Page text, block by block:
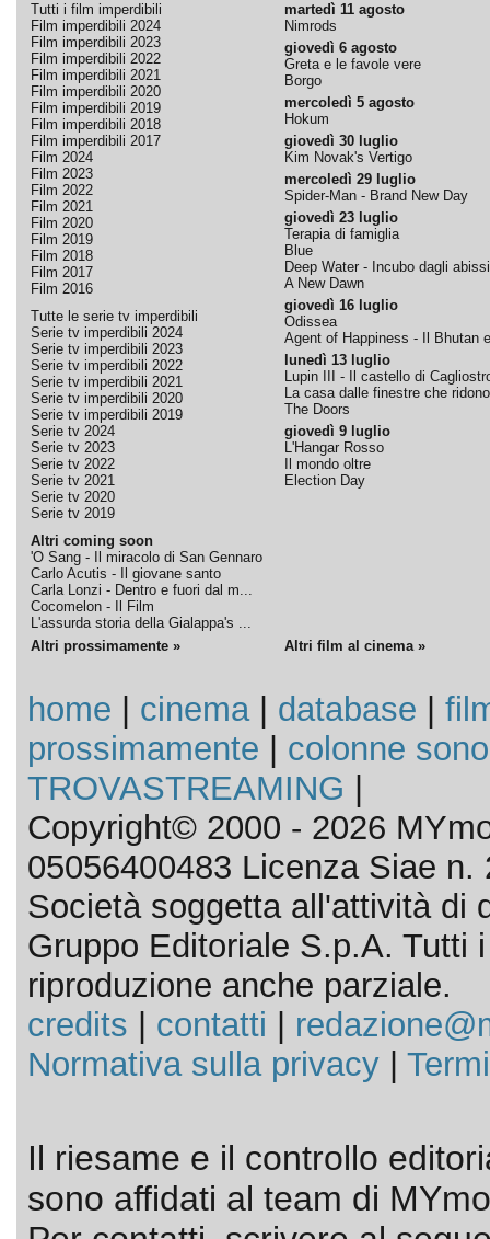
Tutti i film imperdibili
Film imperdibili 2024
Film imperdibili 2023
Film imperdibili 2022
Film imperdibili 2021
Film imperdibili 2020
Film imperdibili 2019
Film imperdibili 2018
Film imperdibili 2017
Film 2024
Film 2023
Film 2022
Film 2021
Film 2020
Film 2019
Film 2018
Film 2017
Film 2016
Tutte le serie tv imperdibili
Serie tv imperdibili 2024
Serie tv imperdibili 2023
Serie tv imperdibili 2022
Serie tv imperdibili 2021
Serie tv imperdibili 2020
Serie tv imperdibili 2019
Serie tv 2024
Serie tv 2023
Serie tv 2022
Serie tv 2021
Serie tv 2020
Serie tv 2019
Altri coming soon
'O Sang - Il miracolo di San Gennaro
Carlo Acutis - Il giovane santo
Carla Lonzi - Dentro e fuori dal m...
Cocomelon - Il Film
L'assurda storia della Gialappa's ...
martedì 11 agosto
Nimrods
giovedì 6 agosto
Greta e le favole vere
Borgo
mercoledì 5 agosto
Hokum
giovedì 30 luglio
Kim Novak's Vertigo
mercoledì 29 luglio
Spider-Man - Brand New Day
giovedì 23 luglio
Terapia di famiglia
Blue
Deep Water - Incubo dagli abissi
A New Dawn
giovedì 16 luglio
Odissea
Agent of Happiness - Il Bhutan
lunedì 13 luglio
Lupin III - Il castello di
La casa dalle finestre che ridono
The Doors
giovedì 9 luglio
L'Hangar Rosso
Il mondo oltre
Election Day
Altri prossimamente » Altri film al cinema »
home cinema| database
prossimamente
colonne
TROVASTREAMING
Copyright© 2000 - 2026
05056400483 Licenza Siae n.
Società soggetta all'attività di
Gruppo Editoriale S.p.A. Tutti
riproduzione anche parziale.
credits
contatti
Normativa sulla privacy|
Il riesame e il controllo
sono affidati al team di